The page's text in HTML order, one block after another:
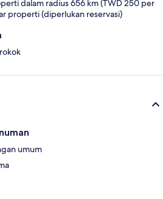
dalam radius 656 km (TWD 250 per
properti (diperlukan reservasi)
umum